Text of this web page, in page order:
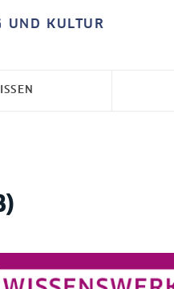
UND KULTUR